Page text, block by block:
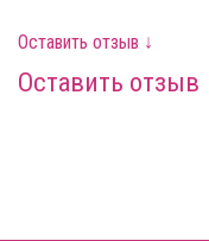
Оставить отзыв ↓
Оставить отзыв